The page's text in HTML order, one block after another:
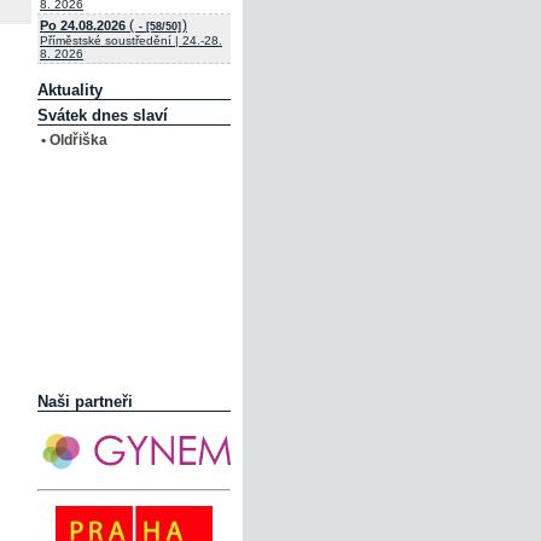
8. 2026
Po 24.08.2026 ( - [58/50] )
Příměstské soustředění | 24.-28.
8. 2026
Aktuality
Svátek dnes slaví
• Oldřiška
Naši partneři